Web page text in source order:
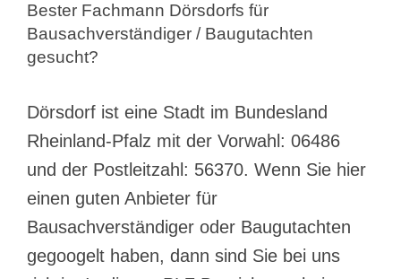
Bester Fachmann Dörsdorfs für
Bausachverständiger / Baugutachten
gesucht?
Dörsdorf ist eine Stadt im Bundesland
Rheinland-Pfalz mit der Vorwahl: 06486
und der Postleitzahl: 56370. Wenn Sie hier
einen guten Anbieter für
Bausachverständiger oder Baugutachten
gegoogelt haben, dann sind Sie bei uns